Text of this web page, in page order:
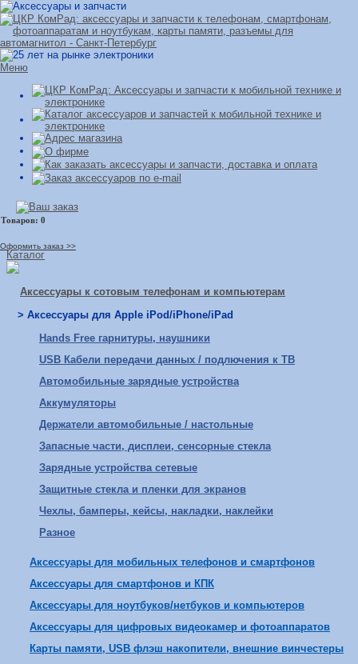
Меню
Оформить заказ >>
Каталог
Аксессуары к сотовым телефонам и компьютерам
> Аксессуары для Apple iPod/iPhone/iPad
Hands Free гарнитуры, наушники
USB Кабели передачи данных / подлючения к ТВ
Автомобильные зарядные устройства
Аккумуляторы
Держатели автомобильные / настольные
Запасные части, дисплеи, сенсорные стекла
Зарядные устройства сетевые
Защитные стекла и пленки для экранов
Чехлы, бамперы, кейсы, накладки, наклейки
Разное
Аксессуары для мобильных телефонов и смартфонов
Аксессуары для смартфонов и КПК
Аксессуары для ноутбуков/нетбуков и компьютеров
Аксессуары для цифровых видеокамер и фотоаппаратов
Карты памяти, USB флэш накопители, внешние винчестеры